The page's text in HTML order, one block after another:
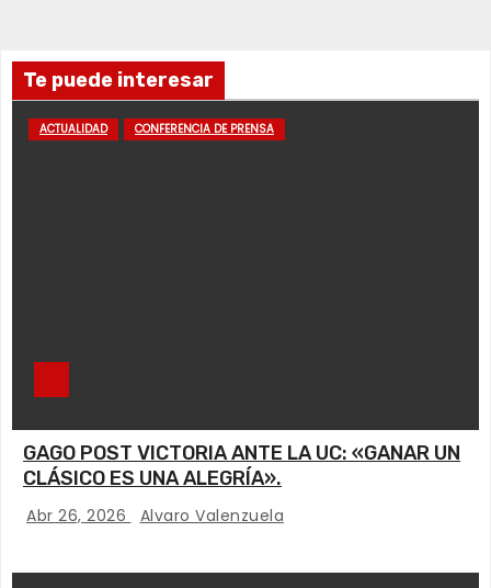
Te puede interesar
ACTUALIDAD CONFERENCIA DE PRENSA
GAGO POST VICTORIA ANTE LA UC: «GANAR UN
CLÁSICO ES UNA ALEGRÍA».
Abr 26, 2026 Alvaro Valenzuela